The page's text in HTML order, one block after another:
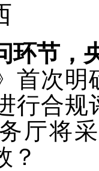
环节，
首次
行合规
厅将
？